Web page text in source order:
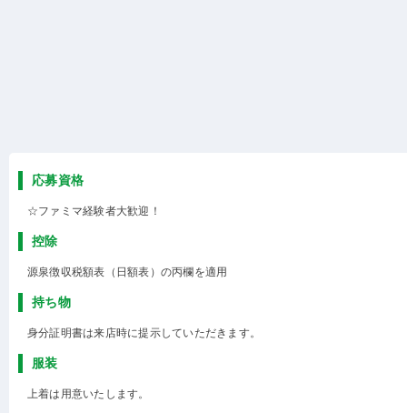
応募資格
☆ファミマ経験者大歓迎！
控除
源泉徴収税額表（日額表）の丙欄を適用
持ち物
身分証明書は来店時に提示していただきます。
服装
上着は用意いたします。